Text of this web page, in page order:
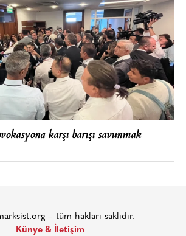
karşı barışı savunmak
– tüm hakları saklıdır.
Künye & İletişim